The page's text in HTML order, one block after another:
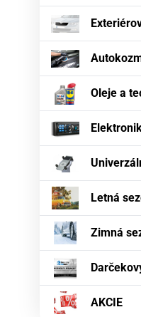
Oleje a
Letná
Zimná
AKCIE